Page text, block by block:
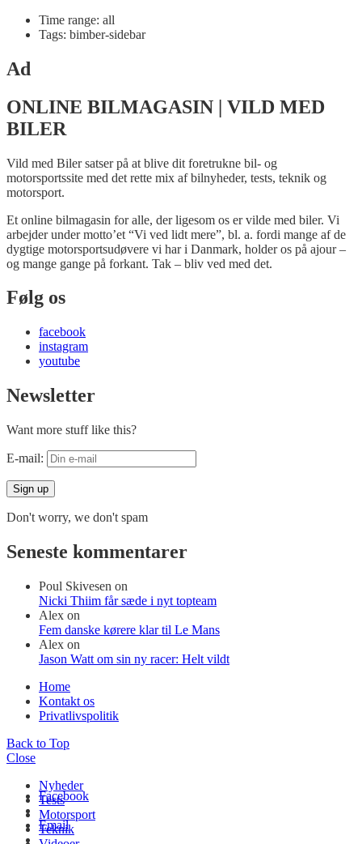
Time range: all
Tags: bimber-sidebar
Ad
ONLINE BILMAGASIN | VILD MED
BILER
Vild med Biler satser på at blive dit foretrukne bil- og
motorsportssite med det rette mix af bilnyheder, tests, teknik og
motorsport.
Et online bilmagasin for alle, der ligesom os er vilde med biler. Vi
arbejder under motto’et “Vi ved lidt mere”, bl. a. fordi mange af de
dygtige motorsportsudøvere vi har i Danmark, holder os på ajour –
og mange gange på forkant. Tak – bliv ved med det.
Følg os
facebook
instagram
youtube
Newsletter
Want more stuff like this?
E-mail:
Don't worry, we don't spam
Seneste kommentarer
Poul Skivesen on
Nicki Thiim får sæde i nyt topteam
Alex on
Fem danske kørere klar til Le Mans
Alex on
Jason Watt om sin ny racer: Helt vildt
Home
Kontakt os
Privatlivspolitik
Back to Top
Close
Nyheder
Tests
Motorsport
Teknik
Facebook
Email